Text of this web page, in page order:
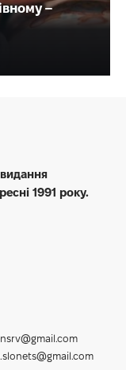
–
видання
1991 року.